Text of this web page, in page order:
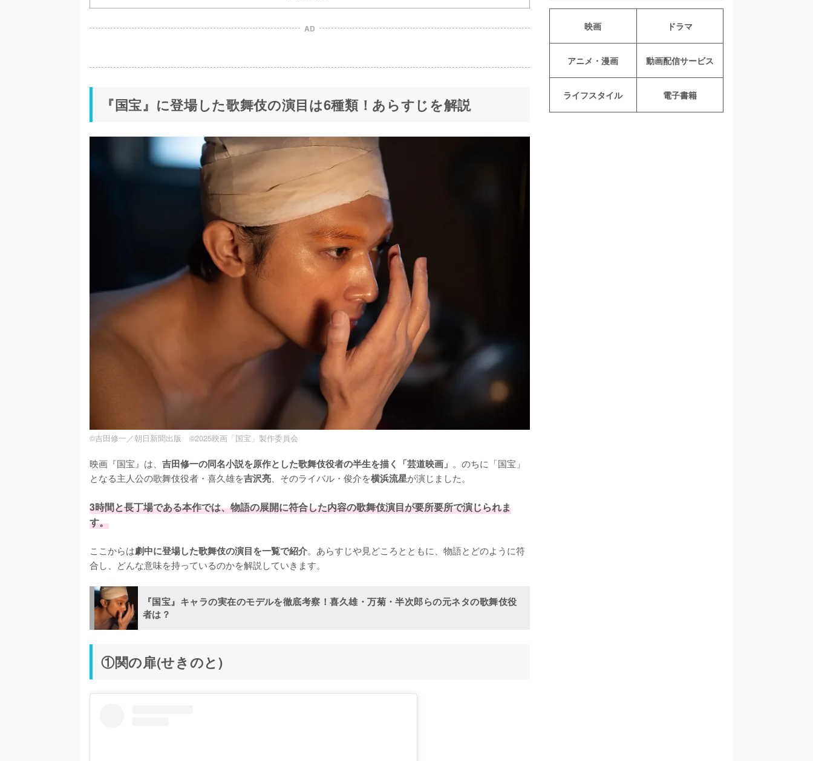
AD
『国宝』に登場した歌舞伎の演目は6種類！あらすじを解説
©吉田修一／朝日新聞出版 ©2025映画「国宝」製作委員会
映画『国宝』は、 吉田修一の同名小説を原作とした歌舞伎役者の半生を描く「芸道映画」 。のちに「国宝」
となる主人公の歌舞伎役者・喜久雄を吉沢亮 、そのライバル・俊介を横浜流星が演じました。
3時間と長丁場である本作では、物語の展開に符合した内容の歌舞伎演目が要所要所で演じられま
す。
ここからは劇中に登場した歌舞伎の演目を一覧で紹介。あらすじや見どころとともに、物語とどのように符
合し、どんな意味を持っているのかを解説していきます。
『国宝』キャラの実在のモデルを徹底考察！喜久雄・万菊・半次郎らの元ネタの歌舞伎役
者は？
①関の扉(せきのと)
映画 ドラマ
アニメ・漫画 動画配信サービス
ライフスタイル 電子書籍